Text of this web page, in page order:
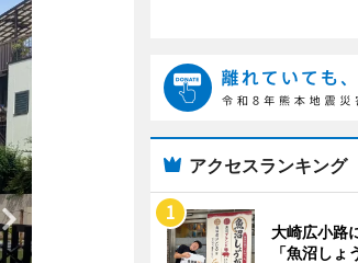
アクセスランキング
大崎広小路
「魚沼しょ